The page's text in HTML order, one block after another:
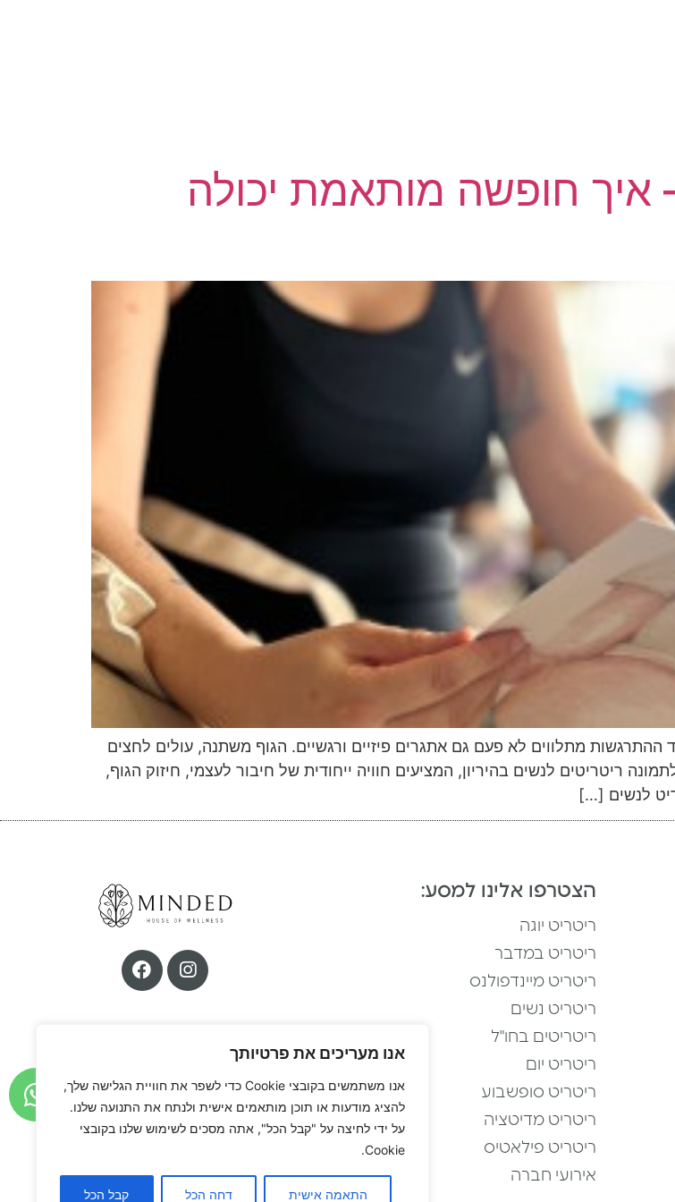
אנו מעריכים את פרטיותך
אנו משתמשים בקובצי Cookie כדי לשפר את חוויית הגלישה שלך,
להציג מודעות או תוכן מותאמים אישית ולנתח את התנועה שלנו.
על ידי לחיצה על "קבל הכל", אתה מסכים לשימוש שלנו בקובצי
Cookie.
התאמה אישית דחה הכל קבל הכל
– איך חופשה מותאמת יכולה
מתלווים לא פעם גם אתגרים פיזיים ורגשיים. הגוף משתנה, עולים לחצים
ריטריטים לנשים בהיריון, המציעים חוויה ייחודית של חיבור לעצמי, חיזוק הגוף,
לנשים […]
הצטרפו אלינו למסע:
ריטריט יוגה
ריטריט במדבר
ריטריט מיינדפולנס
ריטריט נשים
ריטריטים בחו"ל
ריטריט יום
ריטריט סופשבוע
ריטריט מדיטציה
ריטריט פילאטיס
אירועי חברה